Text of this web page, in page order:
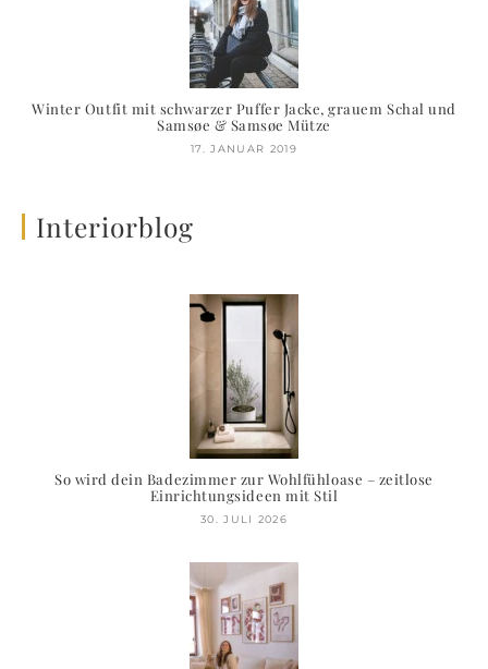
Winter Outfit mit schwarzer Puffer Jacke, grauem Schal und
Samsøe & Samsøe Mütze
17. JANUAR 2019
Interiorblog
So wird dein Badezimmer zur Wohlfühloase – zeitlose
Einrichtungsideen mit Stil
30. JULI 2026